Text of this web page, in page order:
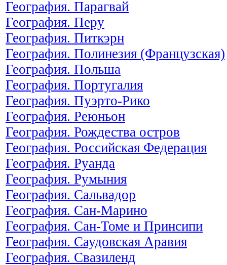
География. Парагвай
География. Перу
География. Питкэрн
География. Полинезия (Французская)
География. Польша
География. Португалия
География. Пуэрто-Рико
География. Реюньон
География. Рождества остров
География. Российская Федерация
География. Руанда
География. Румыния
География. Сальвадор
География. Сан-Марино
География. Сан-Томе и Принсипи
География. Саудовская Аравия
География. Свазиленд